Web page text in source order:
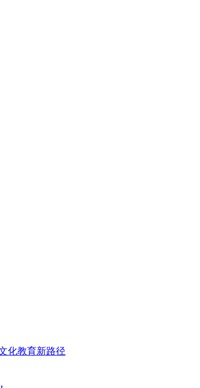
化教育新路径